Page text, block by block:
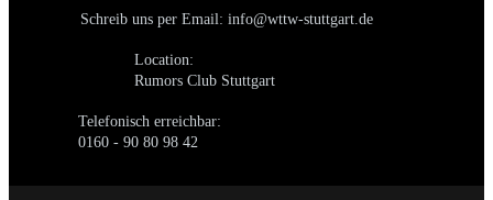
Schreib uns per Email: info@wttw-stuttgart.de
Location:
Rumors Club Stuttgart
Telefonisch erreichbar:
0160 - 90 80 98 42